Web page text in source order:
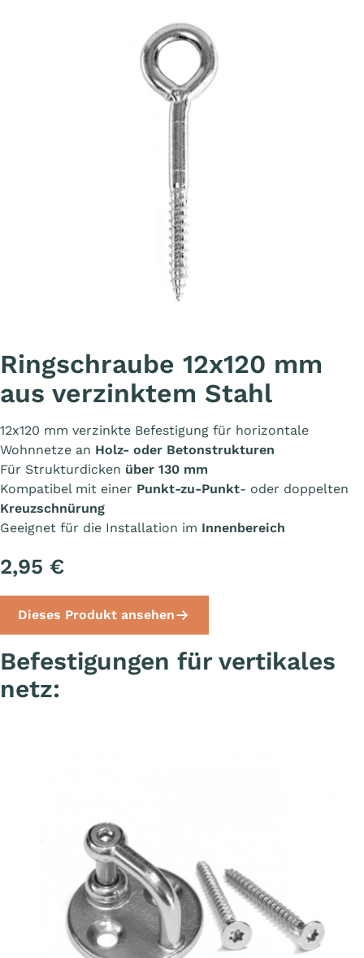
Ringschraube 12x120 mm
aus verzinktem Stahl
12x120 mm verzinkte Befestigung für horizontale
Wohnnetze an Holz- oder Betonstrukturen
Für Strukturdicken über 130 mm
Kompatibel mit einer Punkt-zu-Punkt- oder doppelten
Kreuzschnürung
Geeignet für die Installation im Innenbereich
2,95 €
Dieses Produkt ansehen
Befestigungen für vertikales
netz: